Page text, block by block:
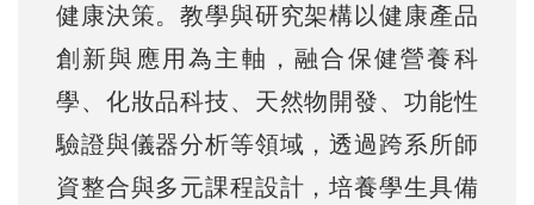
健康決策。教學與研究架構以健康產品
創新與應用為主軸，融合保健營養科
學、化妝品科技、天然物開發、功能性
驗證與儀器分析等領域，透過跨系所師
資整合與多元課程設計，培養學生具備